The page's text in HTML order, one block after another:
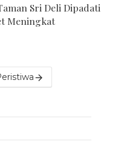
Sri Deli Dipadati
Meningkat